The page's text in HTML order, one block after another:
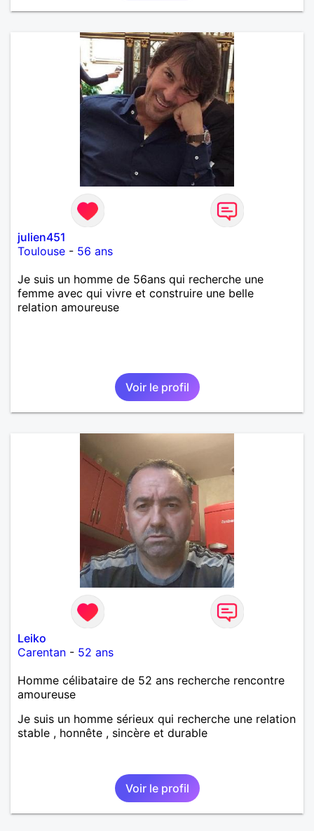
julien451
Toulouse - 56 ans
Je suis un homme de 56ans qui recherche une
femme avec qui vivre et construire une belle
relation amoureuse
Voir le profil
Leiko
Carentan - 52 ans
Homme célibataire de 52 ans recherche rencontre
amoureuse
Je suis un homme sérieux qui recherche une relation
stable , honnête , sincère et durable
Voir le profil